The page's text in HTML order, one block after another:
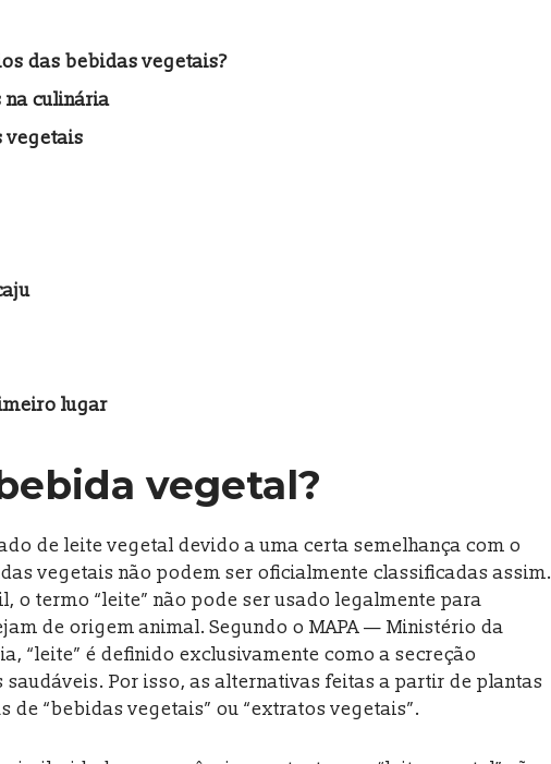
das bebidas vegetais?
na culinária
vegetais
lugar
vegetal?
de leite vegetal devido a uma certa semelhança com o
vegetais não podem ser oficialmente classificadas assim.
o termo “leite” não pode ser usado legalmente para
de origem animal. Segundo o MAPA — Ministério da
“leite” é definido exclusivamente como a secreção
Por isso, as alternativas feitas a partir de plantas
de “bebidas vegetais” ou “extratos vegetais”.